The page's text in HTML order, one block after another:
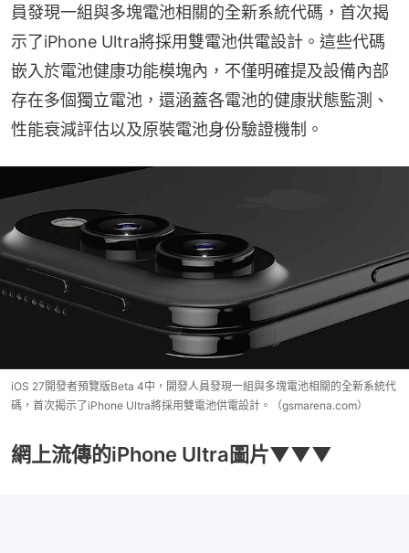
員發現一組與多塊電池相關的全新系統代碼，首次揭
示了iPhone Ultra將採用雙電池供電設計。這些代碼
嵌入於電池健康功能模塊內，不僅明確提及設備內部
存在多個獨立電池，還涵蓋各電池的健康狀態監測、
性能衰減評估以及原裝電池身份驗證機制。
iOS 27開發者預覽版Beta 4中，開發人員發現一組與多塊電池相關的全新系統代
碼，首次揭示了iPhone Ultra將採用雙電池供電設計。（gsmarena.com）
網上流傳的iPhone Ultra圖片▼▼▼